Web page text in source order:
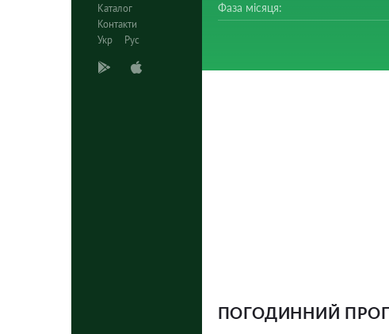
Каталог
Контакти
Укр
Рус
Фаза місяця:
ПОГОДИННИЙ